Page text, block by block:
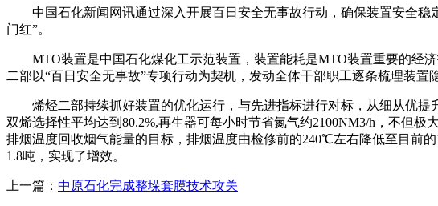
中国石化新闻网讯通过深入开展百日安全无事故行动，确保装置安全稳
门红”。
MTO装置是中国石化煤化工示范装置，装置能耗是MTO装置重要的经济
二部以“百日安全无事故”专项行动为契机，发动全体干部职工逐条梳理装
烯烃二部持续抓好装置的优化运行，与先进指标进行对标，从细从优提
双烯选择性平均达到80.2%,再生器可每小时节省氮气约2100NM3/h，不但
排烟温度回收烟气能量的目标，排烟温度由检修前的240℃左右降低至目前
1.8吨，实现了增效。
上一篇： 中原石化完成整垛套膜技术攻关